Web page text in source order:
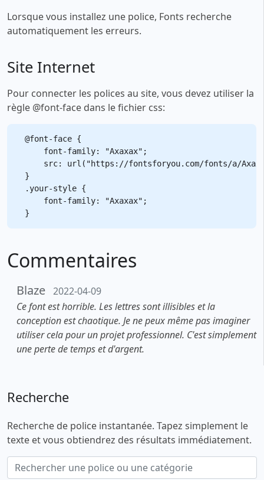
Lorsque vous installez une police, Fonts recherche
automatiquement les erreurs.
Site Internet
Pour connecter les polices au site, vous devez utiliser la
règle @font-face dans le fichier css:
@font-face {
    font-family: "Axaxax";
src: url("https://fontsforyou.com/fonts/a/
}
.your-style {
    font-family: "Axaxax";
Commentaires
Blaze 2022-04-09
Ce font est horrible. Les lettres sont illisibles et la
conception est chaotique. Je ne peux même pas imaginer
utiliser cela pour un projet professionnel. C'est simplement
une perte de temps et d'argent.
Recherche
Recherche de police instantanée. Tapez simplement le
texte et vous obtiendrez des résultats immédiatement.